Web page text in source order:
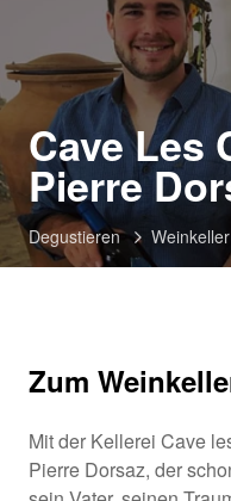
Cave Les
Pierre
Degustieren Weinkeller
Zum
Mit der Kellerei Cave
Pierre Dorsaz, der